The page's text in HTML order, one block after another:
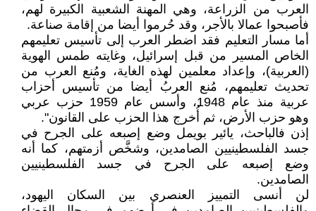
العرب من الزراعة، وهي المهنة الشعبية الكبيرة لهم،
فأصبحوا عمالا بالأجر، وقد حُرموا أيضا من إقامة صناعة.
أما مسار التعليم فقد اضطر العرب إلى تأسيس تعليمهم
الخاص المسير من قبل إسرائيل، وغايته طمس الهوية
(العربية)، وإعداد معلمين لهذه الغاية، ومُنع العرب من
تحديث تعليمهم، مُنع العربُ أيضا من تأسيس أحزاب
عربية منذ عام 1948، وأسس عام 1959 حزب عربي
وهو حزب الأرض، ثم أُخرج هذا الحزب على القانون".
إذن فالباحث، يائير بويمل وضع إصبعه على الجرح في
جسد الفلسطينيين الصامدين، وشخَّص أزمتهم، كما أنه
وضع إصبعه على الجرح في جسد الفلسطينيين
الصامدين.
لن أنسى التمييز العنصري بين السكان اليهود،